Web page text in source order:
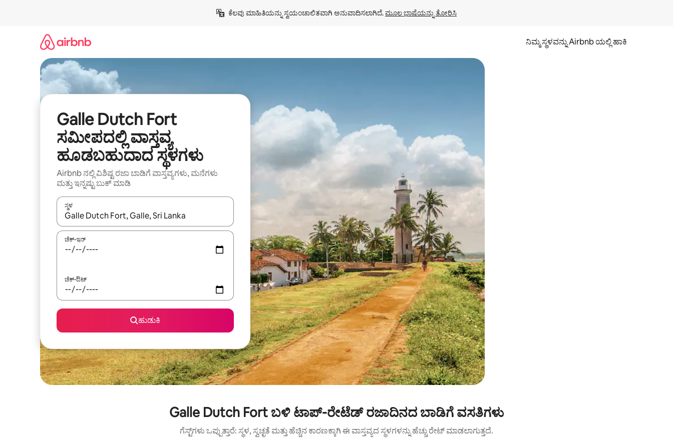
ಕೆಲವು ಮಾಹಿತಿಯನ್ನು ಸ್ವಯಂಚಾಲಿತವಾಗಿ ಅನುವಾದಿಸಲಾಗಿದೆ. ಮೂಲ ಭಾಷೆಯನ್ನು ತೋರಿಸಿ
ನಿಮ್ಮ ಸ್ಥಳವನ್ನು Airbnb ಯಲ್ಲಿ ಹಾಕಿ
Galle Dutch Fort
ಸಮೀಪದಲ್ಲಿ ವಾಸ್ತವ್ಯ
ಹೂಡಬಹುದಾದ ಸ್ಥಳಗಳು
Airbnb ನಲ್ಲಿ ವಿಶಿಷ್ಟ ರಜಾ ಬಾಡಿಗೆ ವಾಸ್ತವ್ಯಗಳು, ಮನೆಗಳು
ಮತ್ತು ಇನ್ನಷ್ಟು ಬುಕ್ ಮಾಡಿ
ಸ್ಥಳ
ಫಲಿತಾಂಶಗಳು ಲಭ್ಯವಿರುವಾಗ, ಅಪ್ ಮತ್ತು ಡೌನ್ ಬಾಣದ ಕೀಲಿಗಳೊಂದಿಗೆ ನ್ಯಾವಿಗೇಟ್ ಮಾಡಿ ಅಥವಾ ಸ್ಪರ್ಶ ಅಥವಾ ಸ್ವೈಪ್ ಗೆಸ್ಚರ್‌ಗಳ ಮೂಲಕ ಅನ್ವೇಷಿಸಿ.
ಚೆಕ್-ಇನ್
ಚೆಕ್-ಔಟ್
ಹುಡುಕಿ
Galle Dutch Fort ಬಳಿ ಟಾಪ್-ರೇಟೆಡ್ ರಜಾದಿನದ ಬಾಡಿಗೆ ವಸತಿಗಳು
ಗೆಸ್ಟ್‌ಗಳು ಒಪ್ಪುತ್ತಾರೆ: ಸ್ಥಳ, ಸ್ವಚ್ಛತೆ ಮತ್ತು ಹೆಚ್ಚಿನ ಕಾರಣಕ್ಕಾಗಿ ಈ ವಾಸ್ತವ್ಯದ ಸ್ಥಳಗಳನ್ನು ಹೆಚ್ಚು ರೇಟ್ ಮಾಡಲಾಗುತ್ತದೆ.